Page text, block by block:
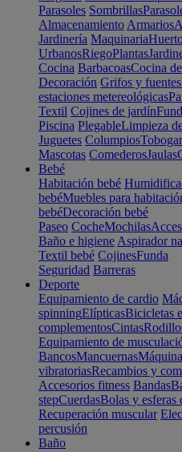
Parasoles Sombrillas
Almacenamiento Armarios
Jardinería Maquinaria
UrbanosRiegoPlantas
Cocina BarbacoasCocina
Decoración Grifos y fuentes
estaciones metereológicas
Textil Cojines de jardín
Piscina PlegableLimpieza
Juguetes Columpios
Mascotas ComederosJaulas
Bebé
Habitación bebé
bebéMuebles para
bebéDecoración bebé
Paseo CocheMochilas
Baño e higiene Aspirador
Textil bebé CojinesFunda
Seguridad Barreras
Deporte
Equipamiento de cardio
spinningElípticasBicicletas
complementosCintas
Equipamiento de
BancosMancuernas
vibratoriasRecambios y
Accesorios fitness Bandas
stepCuerdasBolas y esferas
Recuperación muscular
percusión
Baño